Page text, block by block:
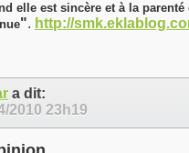
elle est sincère et à la
". http://
a dit:
2010 23h19